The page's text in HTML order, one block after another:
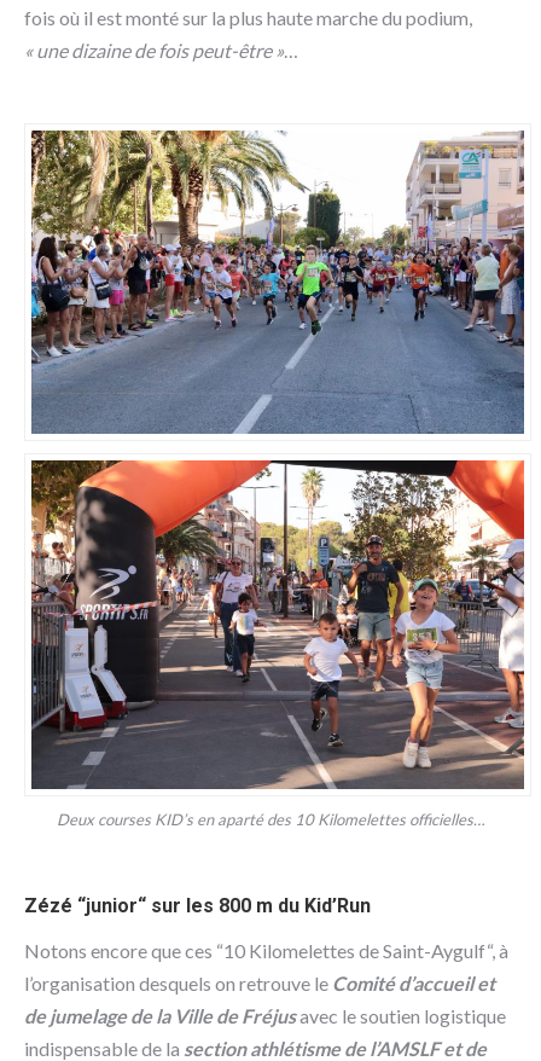
fois où il est monté sur la plus haute marche du podium,
« une dizaine de fois peut-être »…
Deux courses KID’s en aparté des 10 Kilomelettes officielles…
Zézé “junior“ sur les 800 m du Kid’Run
Notons encore que ces “10 Kilomelettes de Saint-Aygulf“, à
l’organisation desquels on retrouve le Comité d’accueil et
de jumelage de la Ville de Fréjusavec le soutien logistique
indispensable de la section athlétisme de l’AMSLF et de